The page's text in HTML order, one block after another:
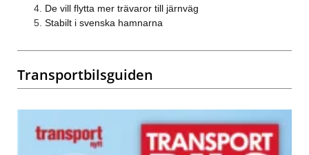
De vill flytta mer trävaror till järnväg
Stabilt i svenska hamnarna
Transportbilsguiden